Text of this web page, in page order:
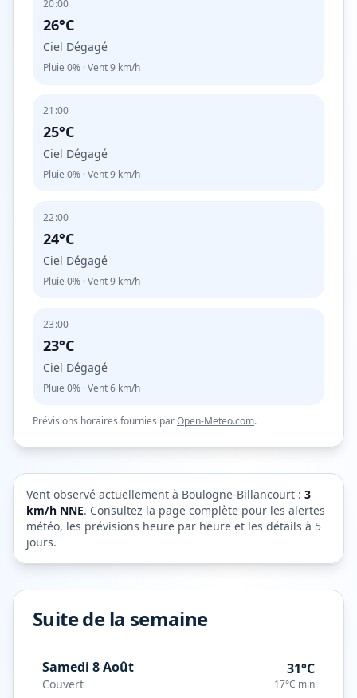
20:00
26°C
Ciel Dégagé
Pluie 0% · Vent9 km/h
21:00
25°C
Ciel Dégagé
Pluie 0% · Vent9 km/h
22:00
24°C
Ciel Dégagé
Pluie 0% · Vent9 km/h
23:00
23°C
Ciel Dégagé
Pluie 0% · Vent6 km/h
Prévisions horaires fournies parOpen-Meteo.com.
Vent observé actuellement à Boulogne-Billancourt : 3
km/h NNE. Consultez la page complète pour les alertes
météo, les prévisions heure par heure et les détails à 5
jours.
Suite de la semaine
Samedi 8 Août
Couvert
31°C
17°C min